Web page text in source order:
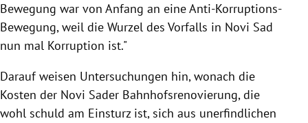
Bewegung war von Anfang an eine Anti-Korruptions-
Bewegung, weil die Wurzel des Vorfalls in Novi Sad
nun mal Korruption ist."
Darauf weisen Untersuchungen hin, wonach die
Kosten der Novi Sader Bahnhofsrenovierung, die
wohl schuld am Einsturz ist, sich aus unerfindlichen